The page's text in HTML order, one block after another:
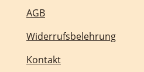
AGB
Widerrufsbelehrung
Kontakt